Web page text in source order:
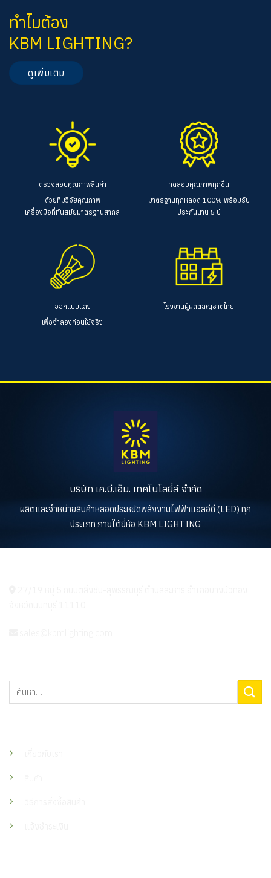
ทำไมต้อง
KBM LIGHTING?
ดูเพิ่มเติม
ตรวจสอบคุณภาพสินค้า
ด้วยทีมวิจัยคุณภาพ
เครื่องมือที่ทันสมัยมาตรฐานสากล
ทดสอบคุณภาพทุกชิ้น
มาตรฐานทุกหลอด 100% พร้อมรับ
ประกันนาน 5 ปี
ออกแบบแสง
เพื่อจำลองก่อนใช้จริง
โรงงานผู้ผลิตสัญชาติไทย
บริษัท เค.บี.เอ็ม. เทคโนโลยี่ส์ จำกัด
ผลิตและจำหน่ายสินค้าหลอดประหยัดพลังงานไฟฟ้าแอลอีดี (LED) ทุก
ประเภท ภายใต้ยี่ห้อ KBM LIGHTING
ค้นหา: